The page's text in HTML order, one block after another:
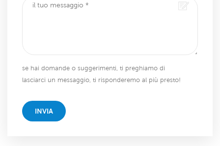
se hai domande o suggerimenti, ti preghiamo di
lasciarci un messaggio, ti risponderemo al più presto!
INVIA